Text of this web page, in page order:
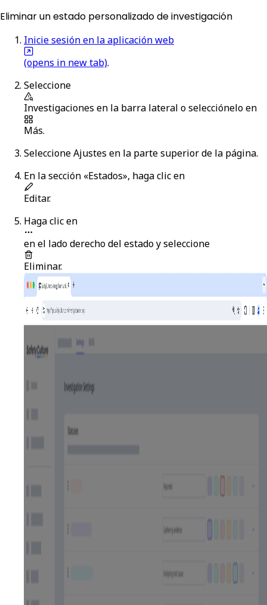
Eliminar un estado personalizado de investigación
Inicie sesión en la aplicación web
(opens in new tab).
Seleccione
Investigaciones en la barra lateral o selecciónelo en
Más.
SeleccioneAjustes en la parte superior de la página.
En la sección «Estados», haga clic en
Editar.
Haga clic en
en el lado derecho del estado y seleccione
Eliminar.